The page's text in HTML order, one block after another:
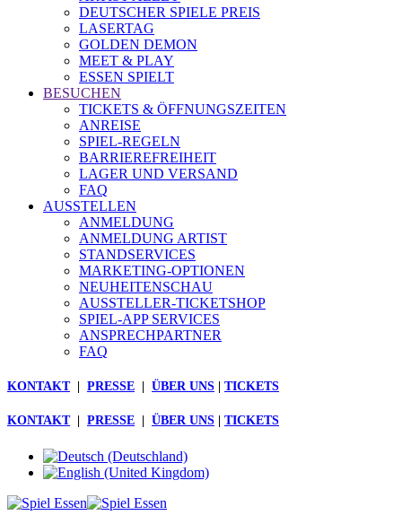
DEUTSCHER SPIELE PREIS
LASERTAG
GOLDEN DEMON
MEET & PLAY
ESSEN SPIELT
BESUCHEN
TICKETS & ÖFFNUNGSZEITEN
ANREISE
SPIEL-REGELN
BARRIEREFREIHEIT
LAGER UND VERSAND
FAQ
AUSSTELLEN
ANMELDUNG
ANMELDUNG ARTIST
STANDSERVICES
MARKETING-OPTIONEN
NEUHEITENSCHAU
AUSSTELLER-TICKETSHOP
SPIEL-APP SERVICES
ANSPRECHPARTNER
FAQ
KONTAKT| PRESSE ÜBER UNS TICKETS
KONTAKT| PRESSE ÜBER UNS TICKETS